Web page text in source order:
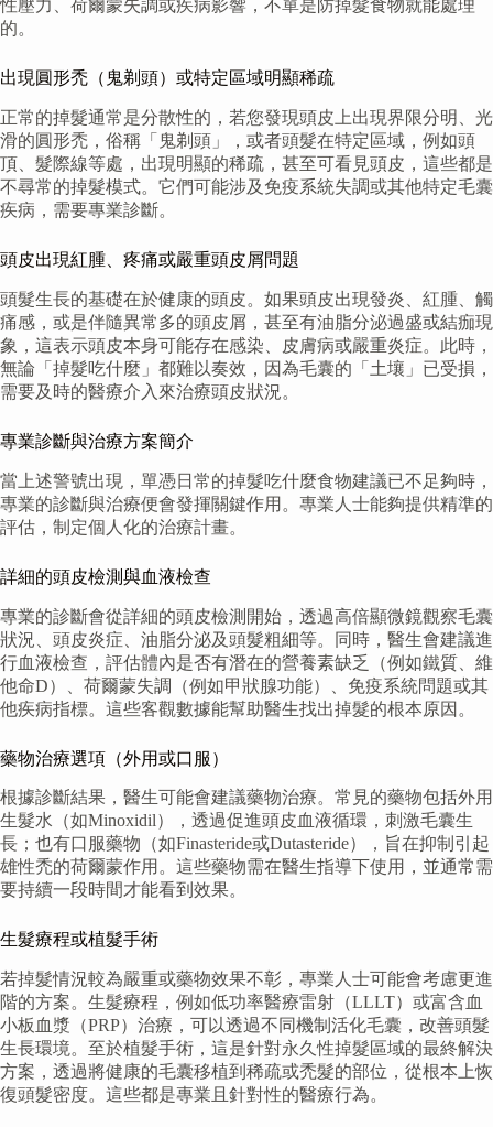
性壓力、荷爾蒙失調或疾病影響，不單是防掉髮食物就能處理
的。
出現圓形禿（鬼剃頭）或特定區域明顯稀疏
正常的掉髮通常是分散性的，若您發現頭皮上出現界限分明、光
滑的圓形禿，俗稱「鬼剃頭」，或者頭髮在特定區域，例如頭
頂、髮際線等處，出現明顯的稀疏，甚至可看見頭皮，這些都是
不尋常的掉髮模式。它們可能涉及免疫系統失調或其他特定毛囊
疾病，需要專業診斷。
頭皮出現紅腫、疼痛或嚴重頭皮屑問題
頭髮生長的基礎在於健康的頭皮。如果頭皮出現發炎、紅腫、觸
痛感，或是伴隨異常多的頭皮屑，甚至有油脂分泌過盛或結痂現
象，這表示頭皮本身可能存在感染、皮膚病或嚴重炎症。此時，
無論「掉髮吃什麼」都難以奏效，因為毛囊的「土壤」已受損，
需要及時的醫療介入來治療頭皮狀況。
專業診斷與治療方案簡介
當上述警號出現，單憑日常的掉髮吃什麼食物建議已不足夠時，
專業的診斷與治療便會發揮關鍵作用。專業人士能夠提供精準的
評估，制定個人化的治療計畫。
詳細的頭皮檢測與血液檢查
專業的診斷會從詳細的頭皮檢測開始，透過高倍顯微鏡觀察毛囊
狀況、頭皮炎症、油脂分泌及頭髮粗細等。同時，醫生會建議進
行血液檢查，評估體內是否有潛在的營養素缺乏（例如鐵質、維
他命D）、荷爾蒙失調（例如甲狀腺功能）、免疫系統問題或其
他疾病指標。這些客觀數據能幫助醫生找出掉髮的根本原因。
藥物治療選項（外用或口服）
根據診斷結果，醫生可能會建議藥物治療。常見的藥物包括外用
生髮水（如Minoxidil），透過促進頭皮血液循環，刺激毛囊生
長；也有口服藥物（如Finasteride或Dutasteride），旨在抑制引起
雄性禿的荷爾蒙作用。這些藥物需在醫生指導下使用，並通常需
要持續一段時間才能看到效果。
生髮療程或植髮手術
若掉髮情況較為嚴重或藥物效果不彰，專業人士可能會考慮更進
階的方案。生髮療程，例如低功率醫療雷射（LLLT）或富含血
小板血漿（PRP）治療，可以透過不同機制活化毛囊，改善頭髮
生長環境。至於植髮手術，這是針對永久性掉髮區域的最終解決
方案，透過將健康的毛囊移植到稀疏或禿髮的部位，從根本上恢
復頭髮密度。這些都是專業且針對性的醫療行為。